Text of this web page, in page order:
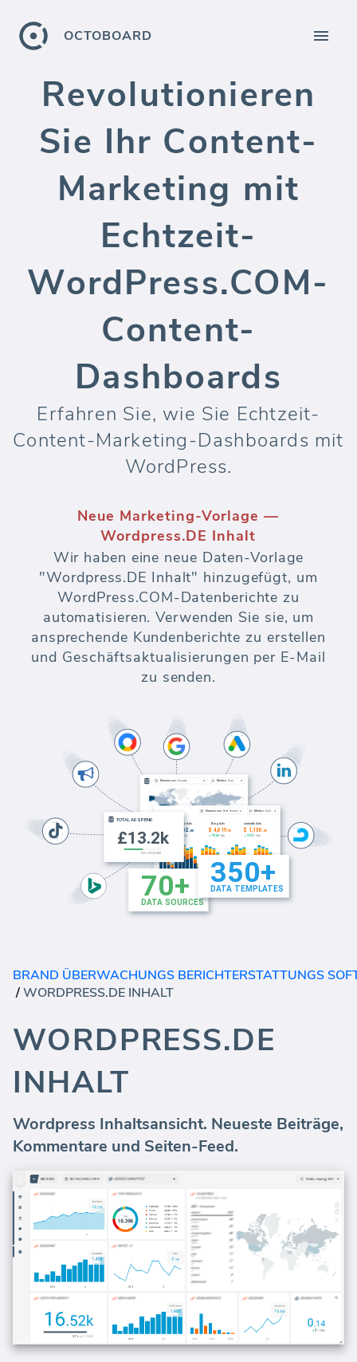
OCTOBOARD
Revolutionieren
Sie Ihr Content-
Marketing mit
Echtzeit-
WordPress.COM-
Content-
Dashboards
Erfahren Sie, wie Sie Echtzeit-
Content-Marketing-Dashboards mit
WordPress.
Neue Marketing-Vorlage —
Wordpress.DE Inhalt
Wir haben eine neue Daten-Vorlage
"Wordpress.DE Inhalt" hinzugefügt, um
WordPress.COM-Datenberichte zu
automatisieren. Verwenden Sie sie, um
ansprechende Kundenberichte zu erstellen
und Geschäftsaktualisierungen per E-Mail
zu senden.
BRAND ÜBERWACHUNGS BERICHTERSTATTUNGS
/WORDPRESS.DE INHALT
WORDPRESS.DE
INHALT
Wordpress Inhaltsansicht. Neueste Beiträge,
Kommentare und Seiten-Feed.